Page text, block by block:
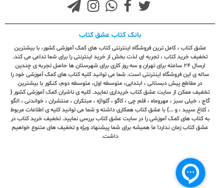
بانک کتاب عشق کتاب
عشق کتاب ، کامل ترین فروشگاه اینترنتی کتاب های کمک آموزشی کشور، با بیشترین
تخفیف خرید کتاب ، تجربه ای لذت بخش از خرید اینترنتی را برای شما تداعی می کند.
ارسال ٢٤ ساعته برای تهران و سه روز کاری برای شهرستان ها حاصل تجربه ی چندین
ساله ی این فروشگاه اینترنتی است. شما می توانید کلیه کتاب های کمک آموزشی خود را
در مقاطع پیش دبستانی ، ابتدایی، متوسطه اول، متوسطه دوم، کنکور با بیشترین
تخفیف ممکن از سایت عشق کتاب خریداری نمایید. کلیه ی ناشران کمک آموزشی کشور (
گاج ، خیلی سبز ، مهروماه ، قلم چی ، کاگو ، گلواژه ، مبتکران ، منتشران ، خواندنی ، الگو
، کلاغ سپید ، و ...) با عشق کتاب همکاری داشته و شما می توانید کلیه ی اطلاعات مربوط
به کتاب های کمک آموزشی را در سایت عشق کتاب بررسی نمایید. تخفیف خرید کتاب در
عشق کتاب زمان ندارد! ما همیشه برای شما پیشنهاد ویژه و تخفیف های متنوع خواهیم
داشت.